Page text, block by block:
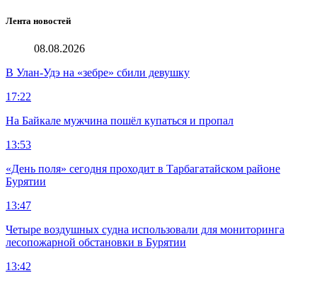
Лента новостей
08.08.2026
В Улан-Удэ на «зебре» сбили девушку
17:22
На Байкале мужчина пошёл купаться и пропал
13:53
«День поля» сегодня проходит в Тарбагатайском районе
Бурятии
13:47
Четыре воздушных судна использовали для мониторинга
лесопожарной обстановки в Бурятии
13:42